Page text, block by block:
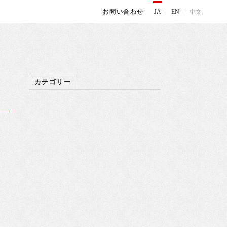
お問い合わせ JA EN 中文
カテゴリー